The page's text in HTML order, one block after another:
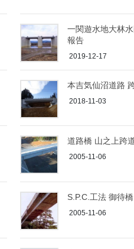
一関遊水地大林
報告
2019-12-17
本吉気仙沼道路
2018-11-03
道路橋 山之上跨
2005-11-06
S.P.C.工法 御待橋
2005-11-06